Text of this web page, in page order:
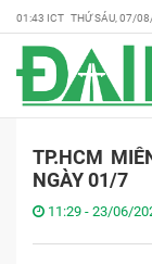
01:43 ICT THỨ SÁU, 07/
TP.HCM
NGÀY 01/7
11:29 - 23/06/